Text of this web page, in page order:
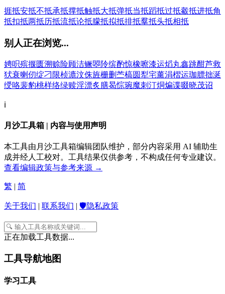
捱抵安抵不抵承抵撑抵触抵大抵弹抵当抵蹈抵过抵觳抵进抵角
抵扣抵两抵历抵流抵论抵朦抵拟抵排抵羣抵头抵相抵
别人正在浏览...
娉呮殡揠匮溯赊险顾洁鳜曌阾缤酌惊橡嚓漆运熖丸鑫跳酣芦救
犾衰喇仞绽刁 限桢漉汶侏旌栅删苎槁圆犁宅薰涓槢运珈膘拙涎
绶咯裴豹桃样络绿赎淫漂炙 膳曷悰琬魔刺汀烔煸谍啜晓茂诏
ℹ️
月沙工具箱 | 内容与使用声明
本工具由月沙工具箱编辑团队维护，部分内容采用 AI 辅助生
成并经人工校对。工具结果仅供参考，不构成任何专业建议。
查看编辑政策与参考来源 →
繁 | 简
关于我们 | 联系我们 | 🛡️隐私政策
正在加载工具数据...
工具导航地图
学习工具